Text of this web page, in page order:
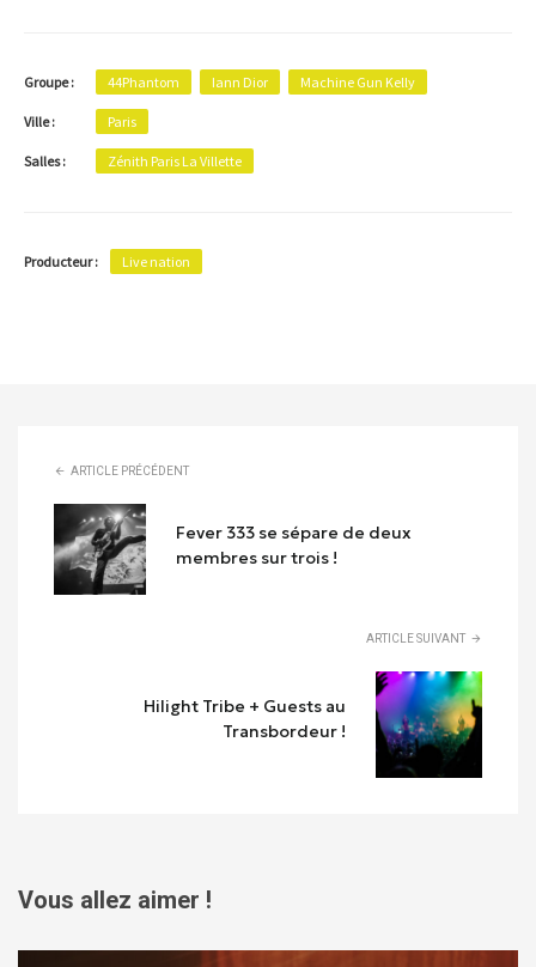
Groupe : 44Phantom Iann Dior Machine Gun Kelly
Ville : Paris
Salles : Zénith Paris La Villette
Producteur : Live nation
ARTICLE PRÉCÉDENT
Fever 333 se sépare de deux
membres sur trois !
ARTICLE SUIVANT
Hilight Tribe + Guests au
Transbordeur !
Vous allez aimer !